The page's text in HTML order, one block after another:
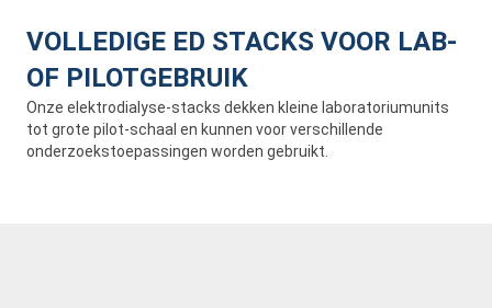
VOLLEDIGE ED STACKS VOOR LAB-
OF PILOTGEBRUIK
Onze elektrodialyse-stacks dekken kleine laboratoriumunits
tot grote pilot-schaal en kunnen voor verschillende
onderzoekstoepassingen worden gebruikt.